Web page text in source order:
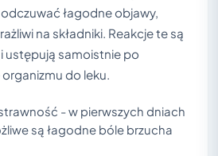
łagodne objawy,
na składniki. Reakcje te są
ustępują samoistnie po
do leku.
- w pierwszych dniach
są łagodne bóle brzucha